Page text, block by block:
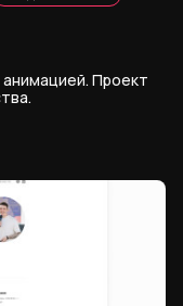
Проект